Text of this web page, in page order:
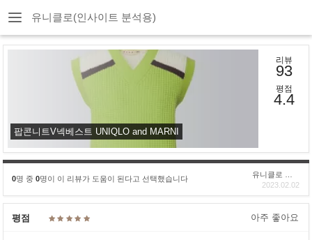
유니클로(인사이트 분석용)
팝콘니트V넥베스트 UNIQLO and MARNI
리뷰
93
평점
4.4
0명 중 0명이 이 리뷰가 도움이 된다고 선택했습니다
2023.02.02
평점 아주 좋아요